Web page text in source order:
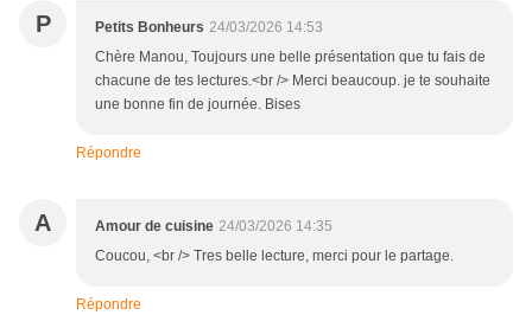
P Petits Bonheurs 24/03/2026 14:53
Chère Manou, Toujours une belle présentation que tu fais de
chacune de tes lectures.<br /> Merci beaucoup. je te souhaite
une bonne fin de journée. Bises
Répondre
A Amour de cuisine 24/03/2026 14:35
Coucou, <br /> Tres belle lecture, merci pour le partage.
Répondre